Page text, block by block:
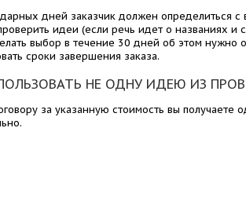
дней заказчик должен определиться
идеи (если речь идет о названиях и
выбор в течение 30 дней об этом нужно
сроки завершения заказа.
НЕ ОДНУ ИДЕЮ ИЗ
за указанную стоимость вы